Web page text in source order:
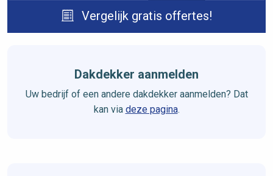
Vergelijk gratis offertes!
Dakdekker aanmelden
Uw bedrijf of een andere dakdekker aanmelden? Dat
kan via deze pagina.